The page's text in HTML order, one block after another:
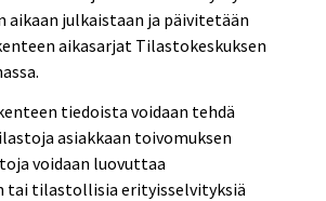
aikaan julkaistaan ja päivitetään
aikasarjat Tilastokeskuksen
tiedoista voidaan tehdä
asiakkaan toivomuksen
voidaan luovuttaa
tai tilastollisia erityisselvityksiä